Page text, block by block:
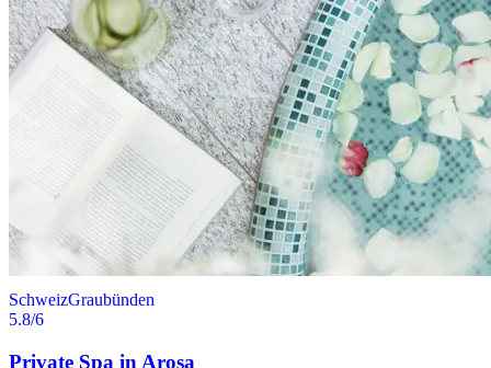
SchweizGraubünden
5.8/6
Private Spa in Arosa